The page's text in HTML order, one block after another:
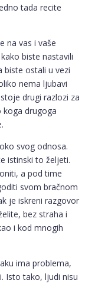
tada recite
na vas i vaše
biste nastavili
biste ostali u vezi
nema ljubavi
drugi razlozi za
drugoga
svog odnosa.
istinski to željeti.
a pod time
svom bračnom
je iskreni razgovor
bez straha i
i kod mnogih
ima problema,
Isto tako, ljudi nisu